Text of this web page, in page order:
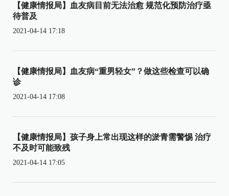
【健康情报局】血友病目前无法治愈 规范化预防治疗亟
待普及
2021-04-14 17:18
【健康情报局】血友病“重男轻女”？做这些检查可以确
诊
2021-04-14 17:08
【健康情报局】孩子身上常出现这样的淤青需警惕 治疗
不及时可能致残
2021-04-14 17:05